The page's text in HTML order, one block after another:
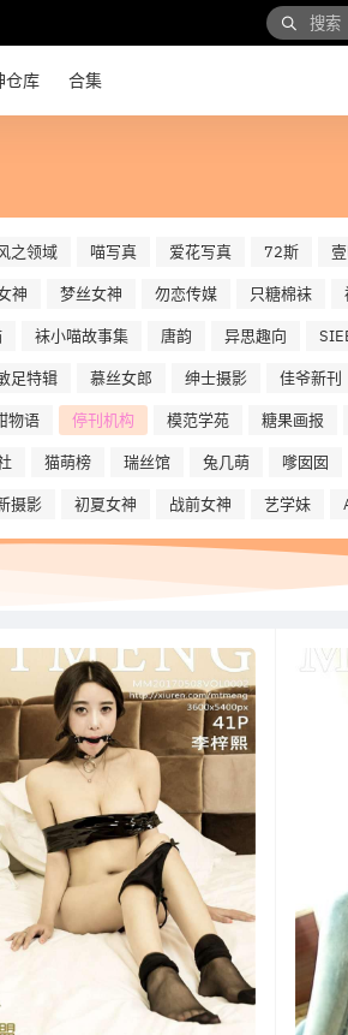
仓库 合集
之领域 喵写真 爱花写真 72斯
神 梦丝女神 勿恋传媒 只糖棉袜
袜小喵故事集 唐韵 异思趣向
足特辑 慕丝女郎 绅士摄影 佳爷新刊
物语 停刊机构 模范学苑 糖果画报
猫萌榜 瑞丝馆 兔几萌 嗲囡囡
摄影 初夏女神 战前女神 艺学妹